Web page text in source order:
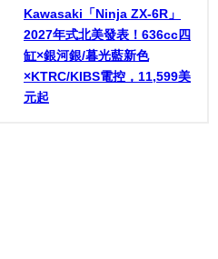
Kawasaki「Ninja ZX-6R」
2027年式北美發表！636cc四
缸×銀河銀/暮光藍新色
×KTRC/KIBS電控，11,599美
元起